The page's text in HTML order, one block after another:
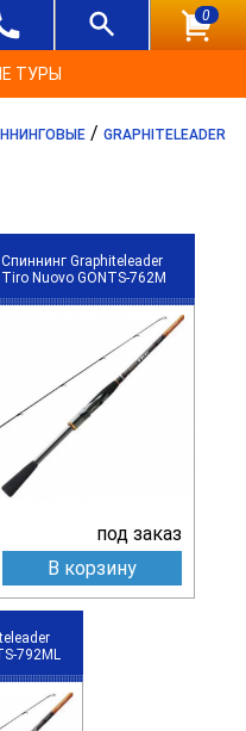
0
ТУРЫ
/ GRAPHITELEADER
Спиннинг Graphiteleader
Tiro Nuovo GONTS-762M
под заказ
В корзину
792ML